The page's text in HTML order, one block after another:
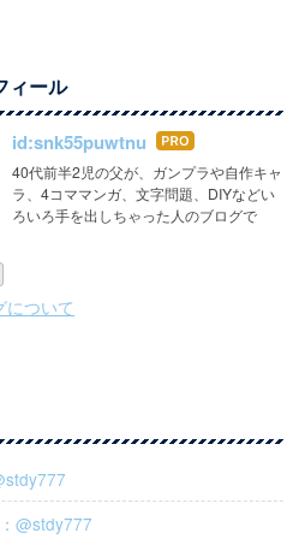
ィール
id:snk55puwtnu はて
なブ
ログ
Pro
40代前半2児の父が、ガンプラや自作キャ
ラ、4コママンガ、文字問題、DIYなどい
ろいろ手を出しちゃった人のブログで
について
@stdy777